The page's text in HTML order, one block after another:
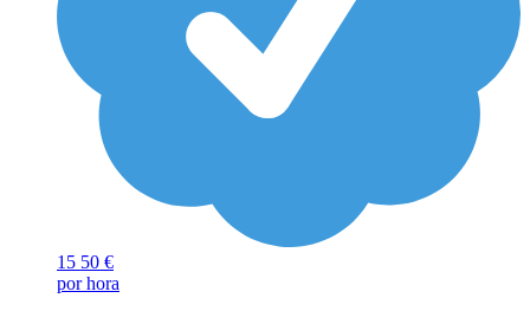
15 50 €
por hora